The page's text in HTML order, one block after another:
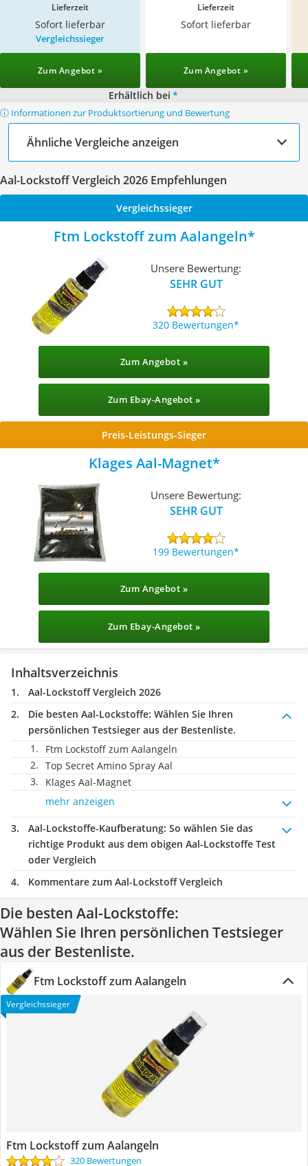
Lieferzeit
Sofort lieferbar
Lieferzeit
Sofort lieferbar
Vergleichssieger
Zum Angebot » Zum Angebot »
Erhältlich bei *
ⓘ Informationen zur Produktsortierung und Bewertung
Ähnliche Vergleiche anzeigen
Aal-Lockstoff Vergleich 2026 Empfehlungen
Vergleichssieger
Ftm Lockstoff zum Aalangeln
Unsere Bewertung:
SEHR GUT
320 Bewertungen
Zum Angebot »
Zum Ebay-Angebot »
Preis-Leistungs-Sieger
Klages Aal-Magnet
Unsere Bewertung:
SEHR GUT
199 Bewertungen
Zum Angebot »
Zum Ebay-Angebot »
Inhaltsverzeichnis
Aal-Lockstoff Vergleich 2026
Die besten Aal-Lockstoffe: Wählen Sie Ihren
persönlichen Testsieger aus der Bestenliste.
Ftm Lockstoff zum Aalangeln
Top Secret Amino Spray Aal
Klages Aal-Magnet
mehr anzeigen
Aal-Lockstoffe-Kaufberatung: So wählen Sie das
richtige Produkt aus dem obigen Aal-Lockstoffe Test
oder Vergleich
Kommentare zum Aal-Lockstoff Vergleich
Die besten Aal-Lockstoffe:
Wählen Sie Ihren persönlichen Testsieger
aus der Bestenliste.
Ftm Lockstoff zum Aalangeln
Vergleichssieger
Ftm Lockstoff zum Aalangeln
320 Bewertungen